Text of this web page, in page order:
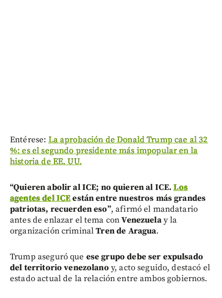
Entérese: La aprobación de Donald Trump cae al 32
%: es el segundo presidente más impopular en la
historia de EE. UU.
“Quieren abolir al ICE; no quieren al ICE.Los
agentes del ICEestán entre nuestros más grandes
patriotas, recuerden eso”, afirmó el mandatario
antes de enlazar el tema conVenezuelay la
organización criminalTren de Aragua.
Trump aseguró que ese grupo debe ser expulsado
del territorio venezolano y, acto seguido, destacó el
estado actual de la relación entre ambos gobiernos.